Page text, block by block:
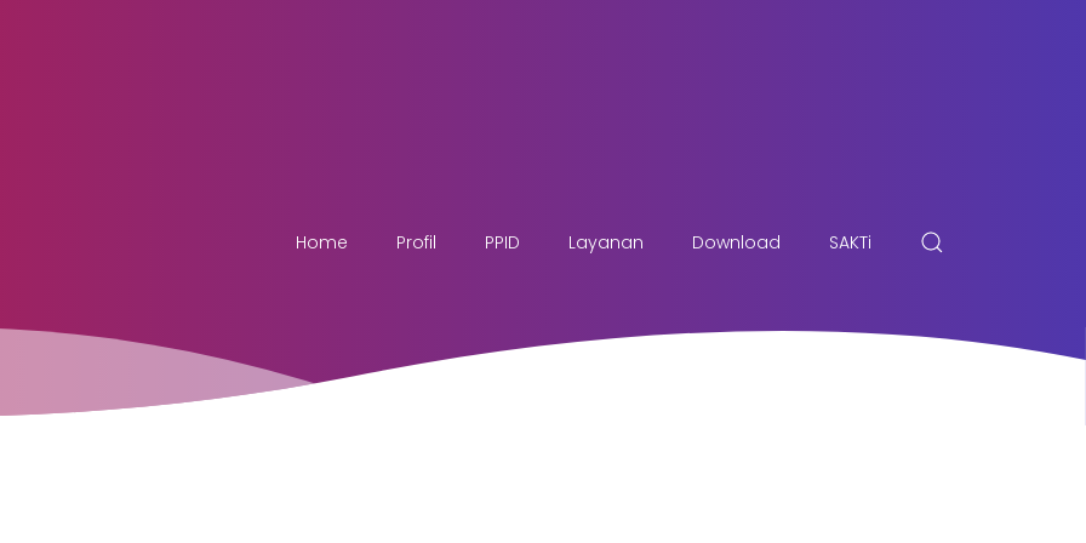
Home Profil PPID Layanan Download SAKTi